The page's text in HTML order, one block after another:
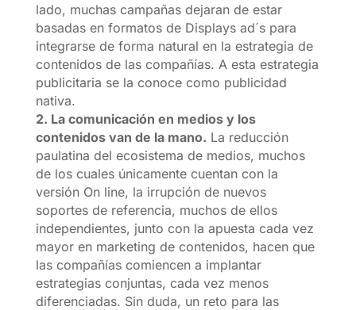
lado, muchas campañas dejaran de estar
basadas en formatos de Displays ad´s para
integrarse de forma natural en la estrategia de
contenidos de las compañías. A esta estrategia
publicitaria se la conoce como publicidad
nativa.
2. La comunicación en medios y los
contenidos van de la mano. La reducción
paulatina del ecosistema de medios, muchos
de los cuales únicamente cuentan con la
versión On line, la irrupción de nuevos
soportes de referencia, muchos de ellos
independientes, junto con la apuesta cada vez
mayor en marketing de contenidos, hacen que
las compañías comiencen a implantar
estrategias conjuntas, cada vez menos
diferenciadas. Sin duda, un reto para las